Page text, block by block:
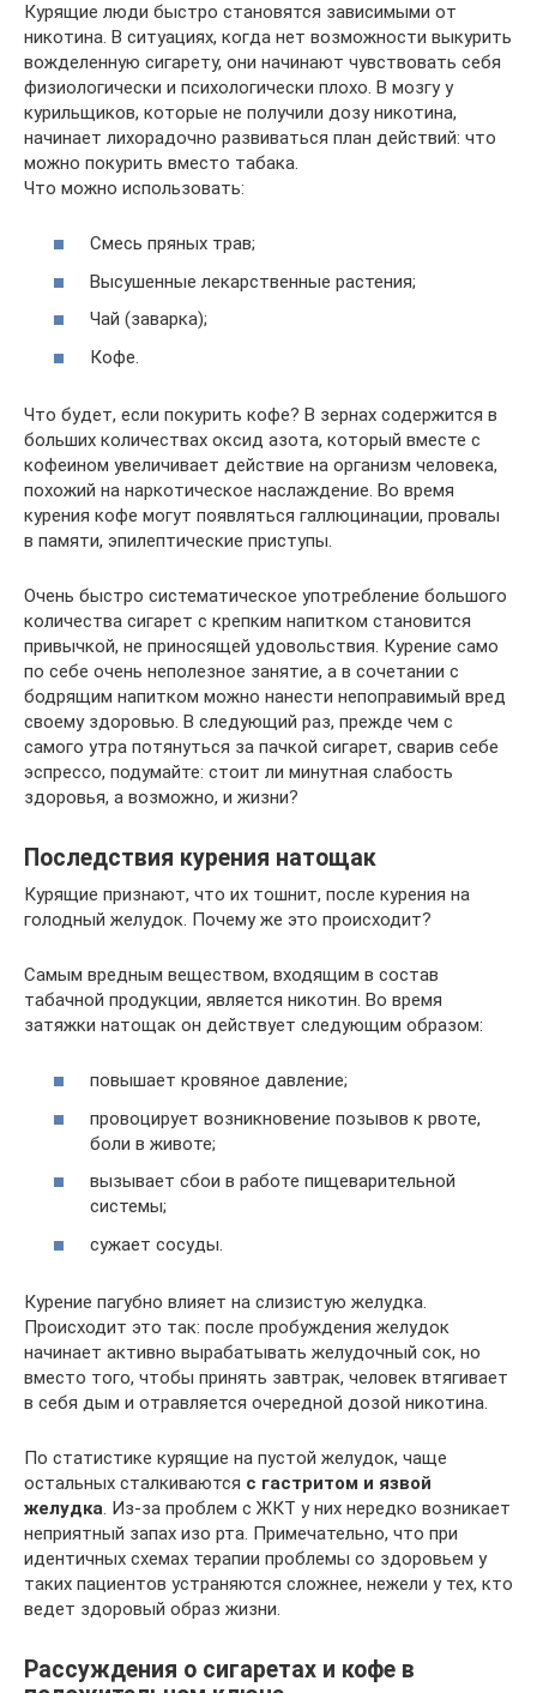
Курящие люди быстро становятся зависимыми от
никотина. В ситуациях, когда нет возможности выкурить
вожделенную сигарету, они начинают чувствовать себя
физиологически и психологически плохо. В мозгу у
курильщиков, которые не получили дозу никотина,
начинает лихорадочно развиваться план действий: что
можно покурить вместо табака.
Что можно использовать:
Смесь пряных трав;
Высушенные лекарственные растения;
Чай (заварка);
Кофе.
Что будет, если покурить кофе? В зернах содержится в
больших количествах оксид азота, который вместе с
кофеином увеличивает действие на организм человека,
похожий на наркотическое наслаждение. Во время
курения кофе могут появляться галлюцинации, провалы
в памяти, эпилептические приступы.
Очень быстро систематическое употребление большого
количества сигарет с крепким напитком становится
привычкой, не приносящей удовольствия. Курение само
по себе очень неполезное занятие, а в сочетании с
бодрящим напитком можно нанести непоправимый вред
своему здоровью. В следующий раз, прежде чем с
самого утра потянуться за пачкой сигарет, сварив себе
эспрессо, подумайте: стоит ли минутная слабость
здоровья, а возможно, и жизни?
Последствия курения натощак
Курящие признают, что их тошнит, после курения на
голодный желудок. Почему же это происходит?
Самым вредным веществом, входящим в состав
табачной продукции, является никотин. Во время
затяжки натощак он действует следующим образом:
повышает кровяное давление;
провоцирует возникновение позывов к рвоте,
боли в животе;
вызывает сбои в работе пищеварительной
системы;
сужает сосуды.
Курение пагубно влияет на слизистую желудка.
Происходит это так: после пробуждения желудок
начинает активно вырабатывать желудочный сок, но
вместо того, чтобы принять завтрак, человек втягивает
в себя дым и отравляется очередной дозой никотина.
По статистике курящие на пустой желудок, чаще
остальных сталкиваются с гастритом и язвой
желудка . Из-за проблем с ЖКТ у них нередко возникает
неприятный запах изо рта. Примечательно, что при
идентичных схемах терапии проблемы со здоровьем у
таких пациентов устраняются сложнее, нежели у тех, кто
ведет здоровый образ жизни.
Рассуждения о сигаретах и кофе в